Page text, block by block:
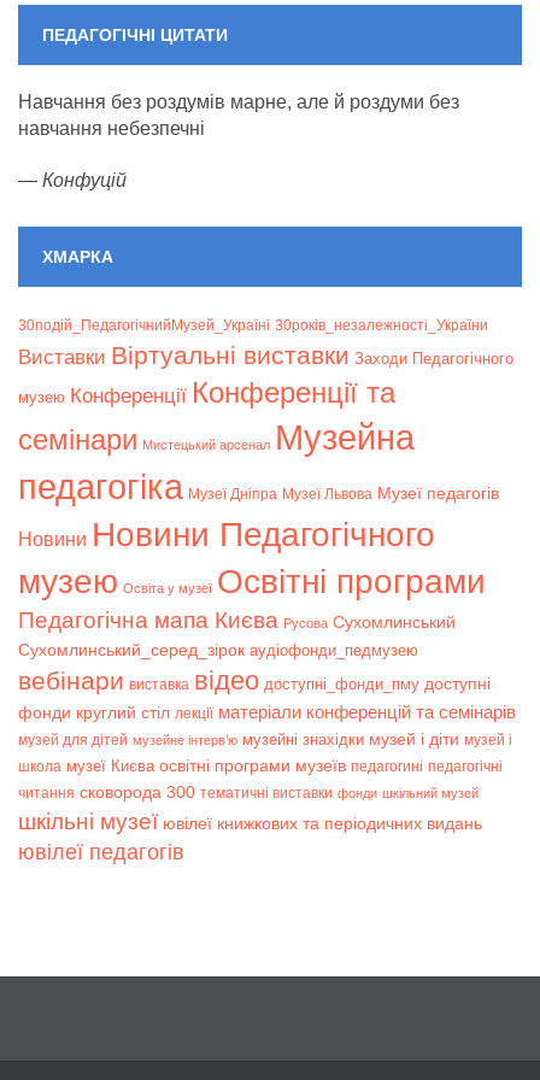
ПЕДАГОГІЧНІ ЦИТАТИ
Навчання без роздумів марне, але й роздуми без
навчання небезпечні
— Конфуцій
ХМАРКА
30подій_ПедагогічнийМузей_Україні 30років_незалежності_України
Bиставки Віртуальні виставки Заходи Педагогічного
музею Конференції Конференції та
семінари Мистецький арсенал Музейна
педагогіка Музеї Дніпра Музеї Львова Музеї педагогів
Новини Новини Педагогічного
музею Освіта у музеї Освітні програми
Педагогічна мапа Києва Русова Сухомлинський
Сухомлинський_серед_зірок аудіофонди_педмузею
вебінари виставка відео доступні_фонди_пму доступні
фонди круглий стіл лекції матеріали конференцій та семінарів
музей для дітей музейне інтерв’ю музейні знахідки музей і діти музей і
школа музеї Києва освітні програми музеїв педагогині педагогічні
читання сковорода 300 тематичні виставки фонди шкільний музей
шкільні музеї ювілеї книжкових та періодичних видань
ювілеї педагогів